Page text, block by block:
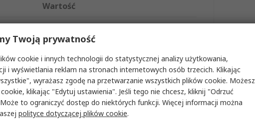
Wartość
0
140kg
Nie
Twoją prywatność
cookie i innych technologii do statystycznej analizy użytkowania,
i wyświetlania reklam na stronach internetowych osób trzecich. Klikając
wyrażasz zgodę na przetwarzanie wszystkich plików cookie. Możesz
klikając "Edytuj ustawienia". Jeśli tego nie chcesz, kliknij "Odrzuć
to ograniczyć dostęp do niektórych funkcji. Więcej informacji można
polityce dotyczącej plików cookie.